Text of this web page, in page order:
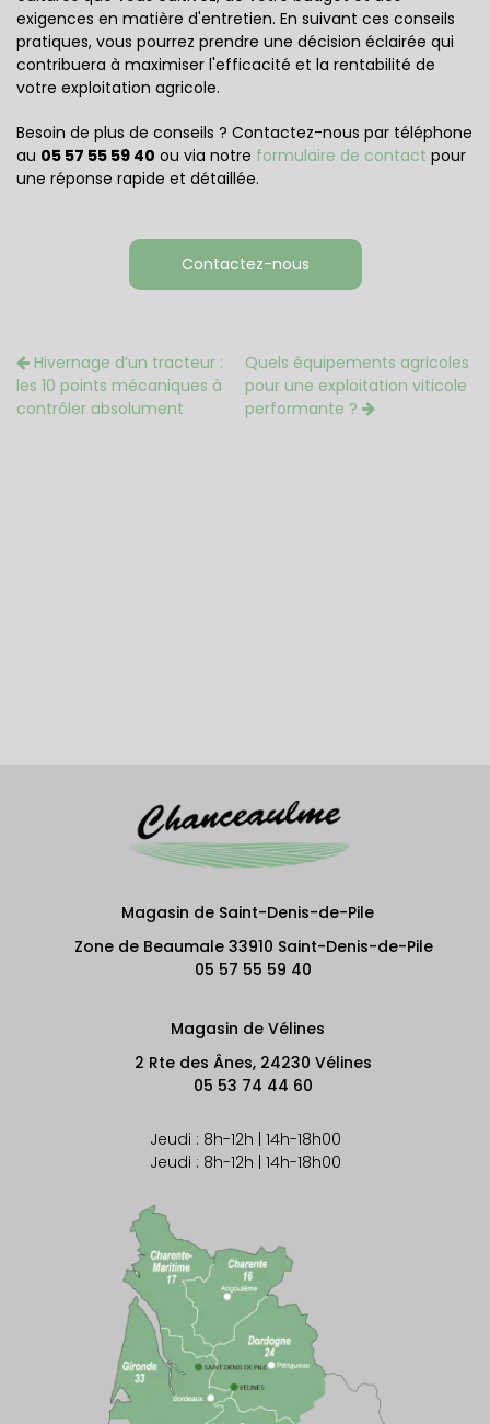
exigences en matière d'entretien. En suivant ces conseils
pratiques, vous pourrez prendre une décision éclairée qui
contribuera à maximiser l'efficacité et la rentabilité de
votre exploitation agricole.
Besoin de plus de conseils ? Contactez-nous par téléphone
au 05 57 55 59 40 ou via notre formulaire de contact pour
une réponse rapide et détaillée.
Contactez-nous
Hivernage d’un tracteur :
les 10 points mécaniques à
contrôler absolument
Quels équipements agricoles
pour une exploitation viticole
performante ?
Magasin de Vélines
2 Rte des Ânes, 24230 Vélines
05 53 74 44 60
Magasin de Saint-Denis-de-Pile
Zone de Beaumale 33910 Saint-Denis-de-Pile
05 57 55 59 40
Jeudi : 8h-12h | 14h-18h00
Jeudi : 8h-12h | 14h-18h00